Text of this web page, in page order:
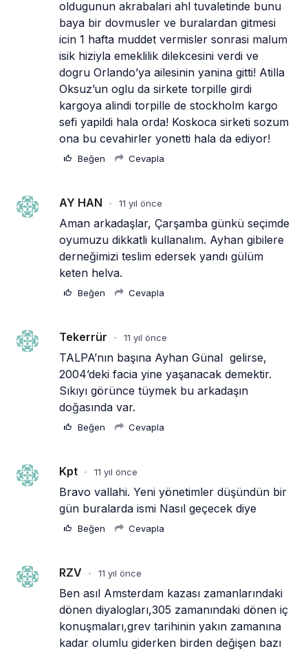
oldugunun akrabalari ahl tuvaletinde bunu
baya bir dovmusler ve buralardan gitmesi
icin 1 hafta muddet vermisler sonrasi malum
isik hiziyla emeklilik dilekcesini verdi ve
dogru Orlando’ya ailesinin yanina gitti! Atilla
Oksuz’un oglu da sirkete torpille girdi
kargoya alindi torpille de stockholm kargo
sefi yapildi hala orda! Koskoca sirketi sozum
ona bu cevahirler yonetti hala da ediyor!
Beğen Cevapla
AY HAN • 11 yıl önce
Aman arkadaşlar, Çarşamba günkü seçimde
oyumuzu dikkatli kullanalım. Ayhan gibilere
derneğimizi teslim edersek yandı gülüm
keten helva.
Beğen Cevapla
Tekerrür • 11 yıl önce
TALPA’nın başına Ayhan Günal  gelirse,
2004’deki facia yine yaşanacak demektir.
Sıkıyı görünce tüymek bu arkadaşın
doğasında var.
Beğen Cevapla
Kpt • 11 yıl önce
Bravo vallahi. Yeni yönetimler düşündün bir
gün buralarda ismi Nasıl geçecek diye
Beğen Cevapla
RZV • 11 yıl önce
Ben asıl Amsterdam kazası zamanlarındaki
dönen diyalogları,305 zamanındaki dönen iç
konuşmaları,grev tarihinin yakın zamanına
kadar olumlu giderken birden değişen bazı